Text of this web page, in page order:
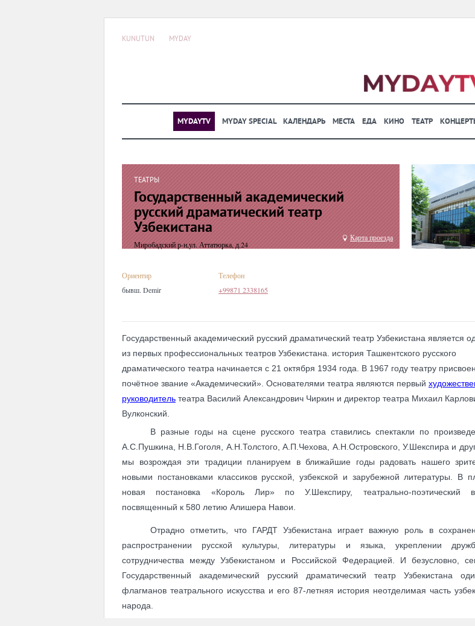
KUNUTUN MYDAY
MYDAYTV MYDAY SPECIAL КАЛЕНДАРЬ МЕСТА ЕДА КИНО ТЕАТР
ТЕАТРЫ
Государственный академический
русский драматический театр
Узбекистана
Миробадский р-н,ул. Аттатюрка, д.24
Карта проезда
Ориентир
бывш. Demir
Телефон
+99871 2338165
Государственный академический русский драматический театр Узбекистана является
из первых профессиональных театров Узбекистана. история Ташкентского русского
драматического театра начинается с 21 октября 1934 года. В 1967 году театру
почётное звание «Академический». Основателями театра являются первый
руководитель театра Василий Александрович Чиркин и директор театра Михаил
Вулконский.
В разные годы на сцене русского театра ставились спектакли по
А.С.Пушкина, Н.В.Гоголя, А.Н.Толстого, А.П.Чехова, А.Н.Островского, У.Шекспира и
мы возрождая эти традиции планируем в ближайшие годы радовать нашего
новыми постановками классиков русской, узбекской и зарубежной литературы. В
новая постановка «Король Лир» по У.Шекспиру, театрально-поэтический
посвященный к 580 летию Алишера Навои.
Отрадно отметить, что ГАРДТ Узбекистана играет важную роль в
распространении русской культуры, литературы и языка, укреплении
сотрудничества между Узбекистаном и Российской Федерацией. И безусловно,
Государственный академический русский драматический театр Узбекистана
флагманов театрального искусства и его 87-летняя история неотделимая часть
народа.